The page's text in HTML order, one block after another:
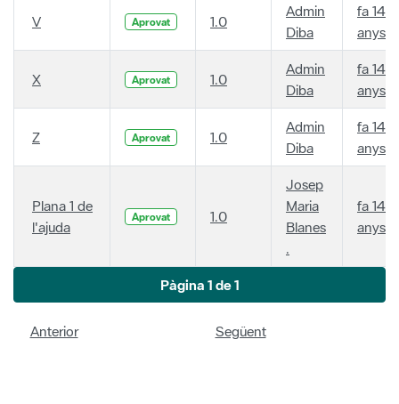
V Aprovat 1.0
Admin
Diba
fa 14
anys
X Aprovat 1.0
Admin
Diba
fa 14
anys
Z Aprovat 1.0
Admin
Diba
fa 14
anys
Plana 1 de
l'ajuda
Aprovat 1.0
Josep
Maria
Blanes
.
fa 14
anys
Pàgina 1 de 1
Anterior Següent